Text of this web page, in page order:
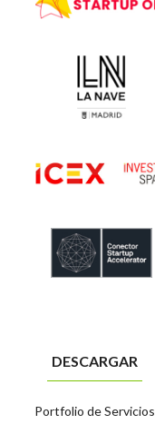
DESCARGAR
Portfolio de Servicios